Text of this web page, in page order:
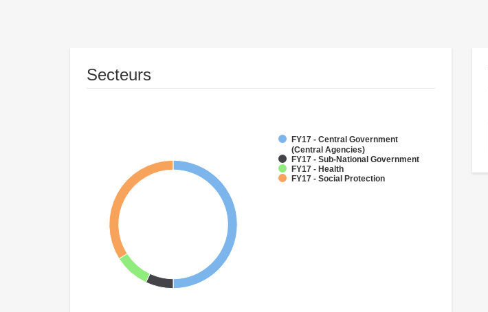
Secteurs
FY17 - Central Government
(Central Agencies)
FY17 - Sub-National Government
FY17 - Health
FY17 - Social Protection